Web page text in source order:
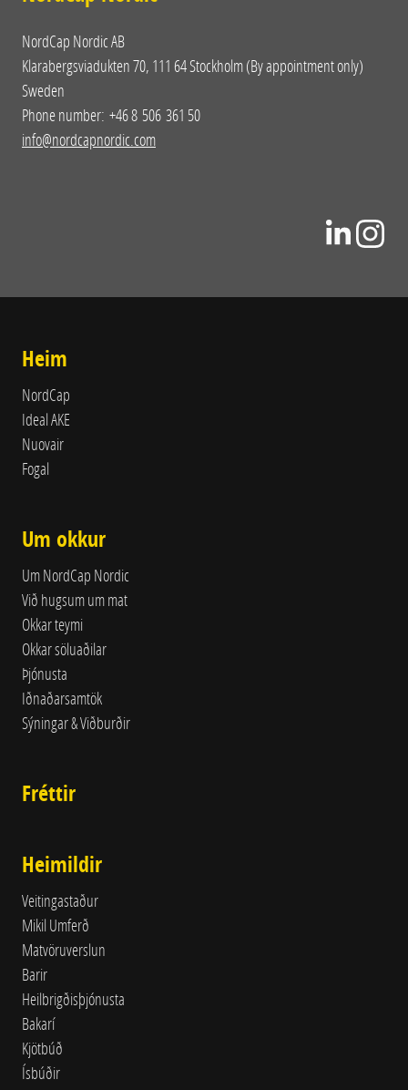
NordCap Nordic AB
Klarabergsviadukten 70, 111 64 Stockholm (By appointment only)
Sweden
Phone number: +46 8 506 361 50
info@nordcapnordic.com
Heim
NordCap
Ideal AKE
Nuovair
Fogal
Um okkur
Um NordCap Nordic
Við hugsum um mat
Okkar teymi
Okkar söluaðilar
Þjónusta
Iðnaðarsamtök
Sýningar & Viðburðir
Fréttir
Heimildir
Veitingastaður
Mikil Umferð
Matvöruverslun
Barir
Heilbrigðisþjónusta
Bakarí
Kjötbúð
Ísbúðir